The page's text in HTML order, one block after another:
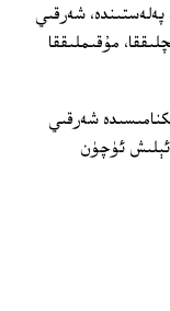
پەلەستىندە، شەرقىي
مۇقىملىققا
ھېيت تەبرىكنامىسىدە شەرقىي
ئېلىش ئۈچۈن